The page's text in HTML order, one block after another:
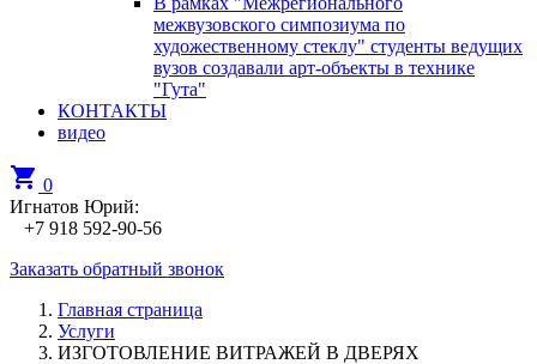
межвузовского симпозиума по
художественному стеклу" студенты ведущих
вузов создавали арт-объекты в технике
"Гута"
КОНТАКТЫ
видео
shopping_cart 0
Игнатов Юрий:
+7 918 592-90-56
Заказать обратный звонок
Главная страница
Услуги
ИЗГОТОВЛЕНИЕ ВИТРАЖЕЙ В ДВЕРЯХ